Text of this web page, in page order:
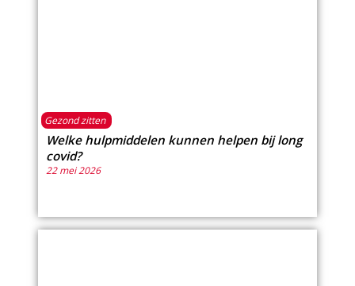
Gezond zitten
Welke hulpmiddelen kunnen helpen bij long
covid?
22 mei 2026